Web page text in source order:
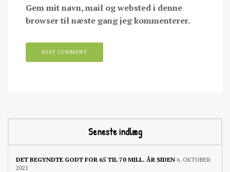
Gem mit navn, mail og websted i denne
browser til næste gang jeg kommenterer.
Seneste indlæg
DET BEGYNDTE GODT FOR 65 TIL 70 MILL. ÅR SIDEN 6. OKTOBER
2021